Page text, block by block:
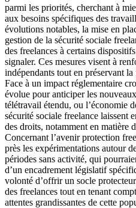
parmi les priorités, cherchant à
aux besoins spécifiques des
évolutions notables, la mise en
gestion de la sécurité sociale
des freelances à certains
signaler. Ces mesures visent à
indépendants tout en préservant
Face à un impact réglementaire
évolue pour anticiper les
télétravail étendu, ou l’économie
sécurité sociale freelance laissent
des droits, notamment en matière
Concernant l’avenir protection
près les expérimentations autour
périodes sans activité, qui
d’un encadrement législatif
volonté d’offrir un socle
des freelances tout en tenant
attentes grandissantes de cette